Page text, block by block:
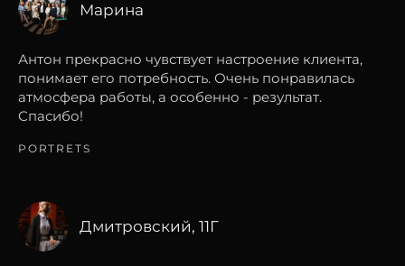
Марина
Антон прекрасно чувствует настроение клиента,
понимает его потребность. Очень понравилась
атмосфера работы, а особенно - результат.
Спасибо!
PORTRETS
Дмитровский, 11Г